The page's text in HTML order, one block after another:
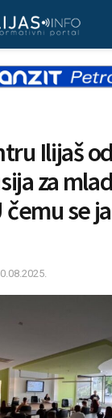
Ilijaš
za
se